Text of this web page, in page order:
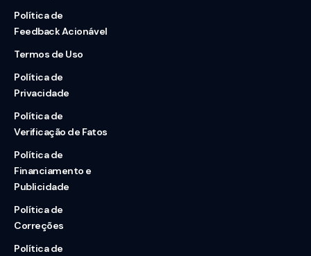
Política de
Feedback Acionável
Termos de Uso
Política de
Privacidade
Política de
Verificação de Fatos
Política de
Financiamento e
Publicidade
Política de
Correções
Política de